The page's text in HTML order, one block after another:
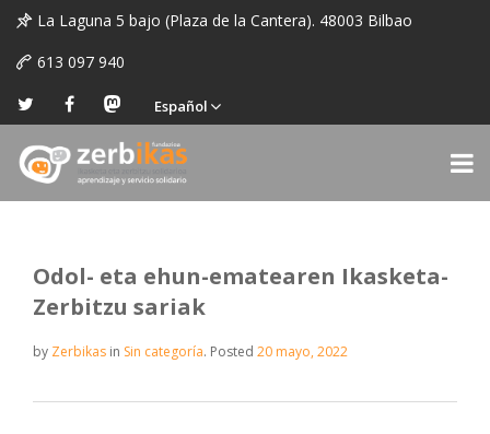
La Laguna 5 bajo (Plaza de la Cantera). 48003 Bilbao
613 097 940
Español
Odol- eta ehun-ematearen Ikasketa-
Zerbitzu sariak
by Zerbikas in Sin categoría. Posted 20 mayo, 2022